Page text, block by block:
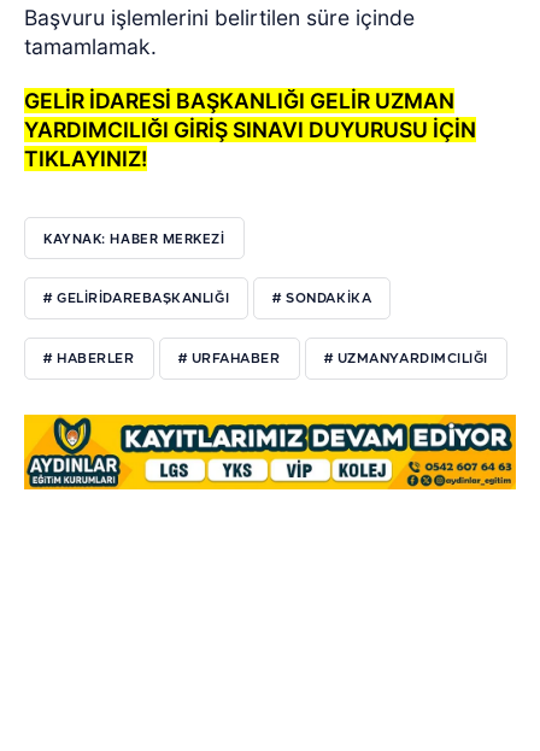
Başvuru işlemlerini belirtilen süre içinde
tamamlamak.
GELİR İDARESİ BAŞKANLIĞI GELİR UZMAN
YARDIMCILIĞI GİRİŞ SINAVI DUYURUSU İÇİN
TIKLAYINIZ!
KAYNAK: HABER MERKEZI
# GELİRİDAREBAŞKANLIĞI # SONDAKİKA
# HABERLER # URFAHABER # UZMANYARDIMCILIĞI